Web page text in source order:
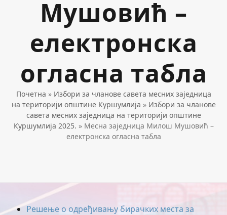
Мушовић –
електронска
огласна табла
Почетна » Избори за чланове савета месних заједница
на територији општине Куршумлија » Избори за чланове
савета месних заједница на територији општине
Куршумлија 2025. » Месна заједница Милош Мушовић –
електронска огласна табла
Решење о одређивању бирачких места за